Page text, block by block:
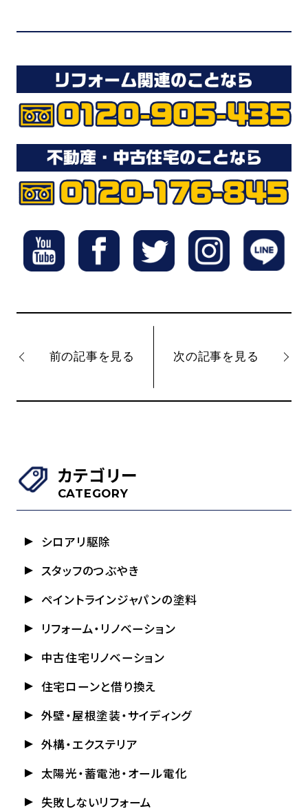
前の記事を見る 次の記事を見る
カテゴリー
CATEGORY
シロアリ駆除
スタッフのつぶやき
ペイントラインジャパンの塗料
リフォーム・リノベーション
中古住宅リノベーション
住宅ローンと借り換え
外壁・屋根塗装・サイディング
外構・エクステリア
太陽光・蓄電池・オール電化
失敗しないリフォーム